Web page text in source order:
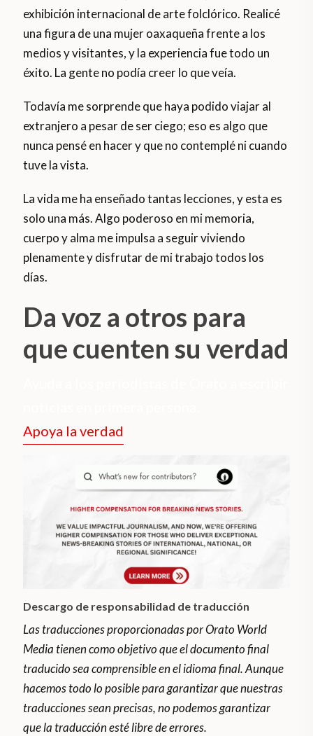
exhibición internacional de arte folclórico. Realicé
una figura de una mujer oaxaqueña frente a los
medios y visitantes, y la experiencia fue todo un
éxito. La gente no podía creer lo que veía.
Todavía me sorprende que haya podido viajar al
extranjero a pesar de ser ciego; eso es algo que
nunca pensé en hacer y que no contemplé ni cuando
tuve la vista.
La vida me ha enseñado tantas lecciones, y esta es
solo una más. Algo poderoso en mi memoria,
cuerpo y alma me impulsa a seguir viviendo
plenamente y disfrutar de mi trabajo todos los
días.
Da voz a otros para
que cuenten su verdad
Apoya la verdad
Descargo de responsabilidad de traducción
Las traducciones proporcionadas por Orato World
Media tienen como objetivo que el documento final
traducido sea comprensible en el idioma final. Aunque
hacemos todo lo posible para garantizar que nuestras
traducciones sean precisas, no podemos garantizar
que la traducción esté libre de errores.